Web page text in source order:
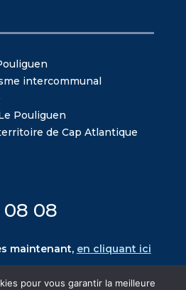
intercommunal
Pouliguen
de Cap Atlantique
08 08
maintenant, en cliquant ici
pour vous garantir la meilleure